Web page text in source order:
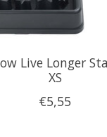
Live Longer
XS
€5,55